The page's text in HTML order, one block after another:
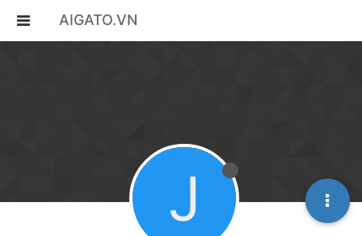
AIGATO.VN
J